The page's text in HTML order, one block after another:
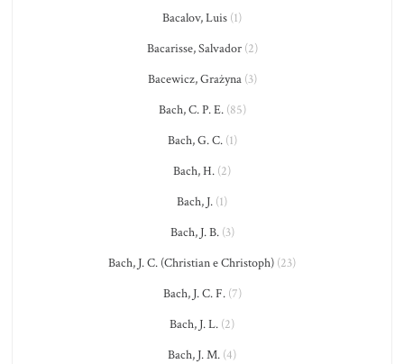
Bacalov, Luis (1)
Bacarisse, Salvador(2)
Bacewicz, Grażyna(3)
Bach, C. P. E.(85)
Bach, G. C.(1)
Bach, H. (2)
Bach, J. (1)
Bach, J. B.(3)
Bach, J. C. (Christian e Christoph) (23)
Bach, J. C. F.(7)
Bach, J. L. (2)
Bach, J. M. (4)